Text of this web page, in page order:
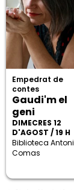
Empedrat de
contes
Gaudi'm el
geni
DIMECRES 12
D'AGOST / 19 H
Biblioteca Antoni
Comas